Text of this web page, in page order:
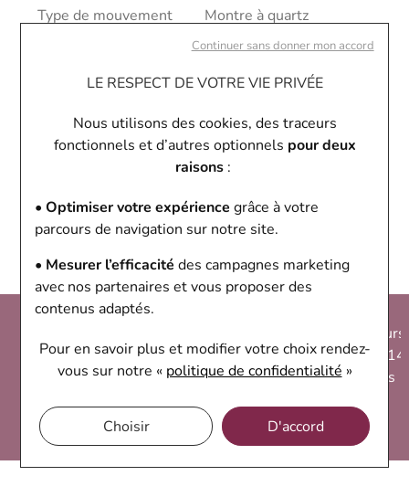
Continuer sans donner mon accord
LE RESPECT DE VOTRE VIE PRIVÉE
Nous utilisons des cookies, des traceurs
fonctionnels et d’autres optionnels pour deux
raisons:
• Optimiser votre expérience grâce à votre
parcours de navigation sur notre site.
• Mesurer l’efficacité des campagnes marketing
avec nos partenaires et vous proposer des
contenus adaptés.
Pour en savoir plus et modifier votre choix rendez-
vous sur notre « politique de confidentialité »
Choisir D'accord
Type de mouvement
Montre à quartz
Classique
Taille du boîtier
23mm
24 mois
Référence
ES5221
Collect
sous 1h
sécurisée
offerte dès
sécurisé
achetez en
confiance
Retours
sous 14
jours